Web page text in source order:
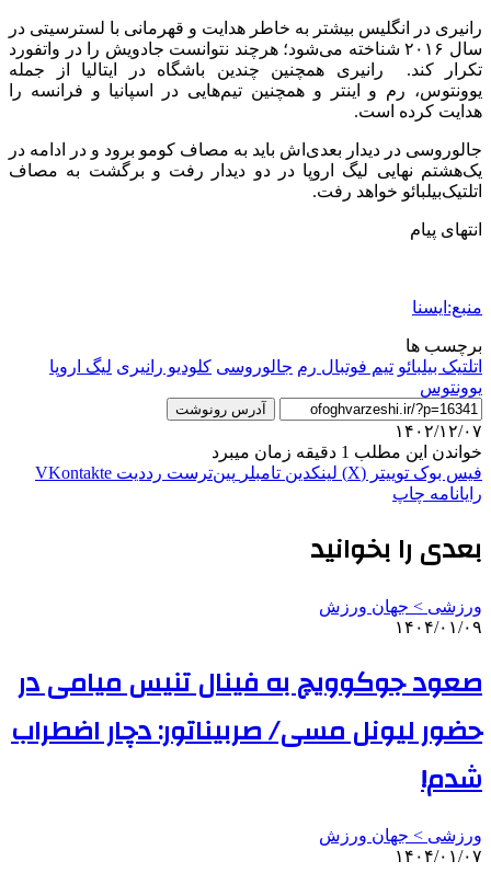
رانیری در انگلیس بیشتر به خاطر هدایت و قهرمانی با لسترسیتی در
سال ۲۰۱۶ شناخته می‌شود؛ هرچند نتوانست جادویش را در واتفورد
تکرار کند. رانیری همچنین چندین باشگاه در ایتالیا از جمله
یوونتوس، رم و اینتر و همچنین تیم‌هایی در اسپانیا و فرانسه را
هدایت کرده است.
جالوروسی در دیدار بعدی‌اش باید به مصاف کومو برود و در ادامه در
یک‌هشتم نهایی لیگ اروپا در دو دیدار رفت و برگشت به مصاف
اتلتیک‌بیلبائو خواهد رفت.
انتهای پیام
منبع:ایسنا
برچسب ها
اتلتیک بیلبائو تیم فوتبال رم جالوروسی کلودیو رانیری ليگ اروپا
یوونتوس
آدرس رونوشت
۱۴۰۲/۱۲/۰۷
خواندن این مطلب 1 دقیقه زمان میبرد
فیس بوک توییتر (X) لینکدین ‫تامبلر ‫پین‌ترست ‫رددیت ‫VKontakte
رایانامه چاپ
بعدی را بخوانید
ورزشی > جهان ورزش
۱۴۰۴/۰۱/۰۹
صعود جوکوویچ به فینال تنیس میامی در
حضور لیونل مسی/ صربیناتور: دچار اضطراب
شدم!
ورزشی > جهان ورزش
۱۴۰۴/۰۱/۰۷